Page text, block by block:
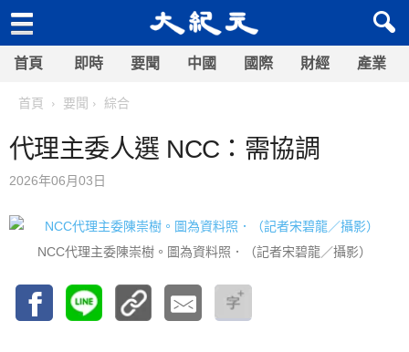
首頁 即時 要聞 中國 國際 財經 產業
首頁 要聞 綜合
代理主委人選 NCC：需協調
2026年06月03日
NCC代理主委陳崇樹。圖為資料照．（記者宋碧龍／攝影）